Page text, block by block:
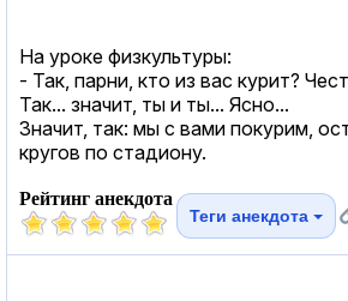
На уроке физкультуры:
- Так, парни, кто из вас курит?
Так... значит, ты и ты... Ясно...
Значит, так: мы с вами покурим,
кругов по стадиону.
Рейтинг анекдота
Теги анекдота